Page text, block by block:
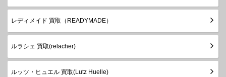
レディメイド 買取（READYMADE）
ルラシェ 買取(relacher)
ルッツ・ヒュエル 買取(Lutz Huelle)